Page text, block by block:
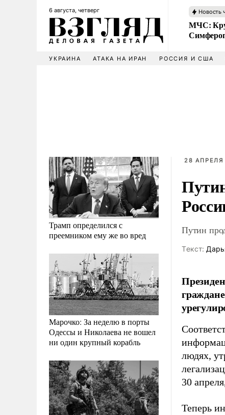
6 августа, четверг Новость
МЧС:
УКРАИНА АТАКА НА ИРАН РОССИЯ И США
Трамп определился с
преемником ему же во вред
Марочко: За неделю в порты
Одессы и Николаева не вошел
ни один крупный корабль
28 АПРЕЛЯ
Путин
Tекст:
людях,
30
Теперь